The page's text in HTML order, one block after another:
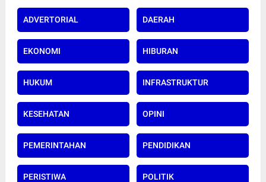
ADVERTORIAL DAERAH
EKONOMI HIBURAN
HUKUM INFRASTRUKTUR
KESEHATAN OPINI
PEMERINTAHAN PENDIDIKAN
PERISTIWA POLITIK